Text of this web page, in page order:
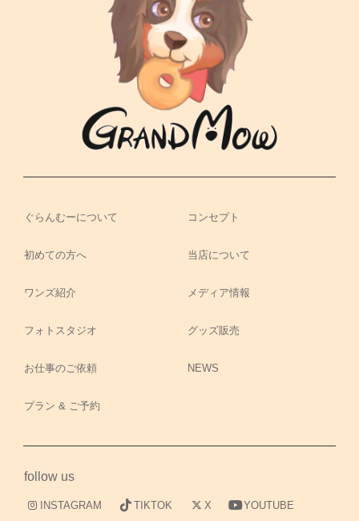
ぐらんむーについて コンセプト
初めての方へ 当店について
ワンズ紹介 メディア情報
フォトスタジオ グッズ販売
お仕事のご依頼 NEWS
プラン & ご予約
follow us
INSTAGRAM TIKTOK X YOUTUBE